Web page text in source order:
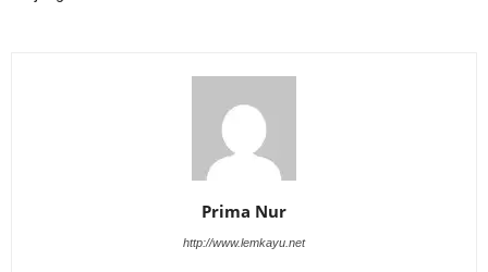
Prima Nur
http://www.lemkayu.net